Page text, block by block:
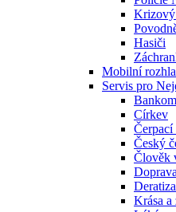
Krizový
Hasiči
Mobilní
Servis pro
Církev
Čerpací
Český
Člověk
Doprava
Krása a